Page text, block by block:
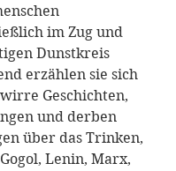
im Zug und
Dunstkreis
erzählen sie sich
Geschichten,
und derben
über das Trinken,
Lenin, Marx,